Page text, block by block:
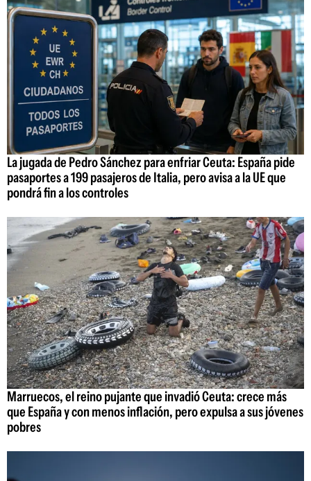
La jugada de Pedro Sánchez para enfriar Ceuta: España pide
pasaportes a 199 pasajeros de Italia, pero avisa a la UE que
pondrá fin a los controles
Marruecos, el reino pujante que invadió Ceuta: crece más
que España y con menos inflación, pero expulsa a sus jóvenes
pobres